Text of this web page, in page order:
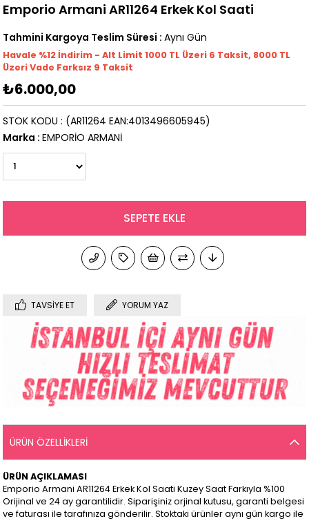
Emporio Armani AR11264 Erkek Kol Saati
Tahmini Kargoya Teslim Süresi : Aynı Gün
Havale %12 İndirim - Alt Limit 1000 TL Üzeri 6 Taksit, 8000 TL
Üzeri Vade Farksız 9 Taksit
₺6.000,00
(AR11264 EAN:4013496605945)
STOK KODU
Marka : EMPORİO ARMANİ
TAVSIYE ET YORUM YAZ
ÜRÜN ÖZELLIKLERI
ÜRÜN AÇIKLAMASI
Emporio Armani AR11264 Erkek Kol Saati Kuzey Saat Farkıyla %100
Orijinal ve 24 ay garantilidir. Siparişiniz orjinal kutusu, garanti belgesi
ve faturası ile tarafınıza gönderilir. Stoktaki ürünler aynı gün kargo ile